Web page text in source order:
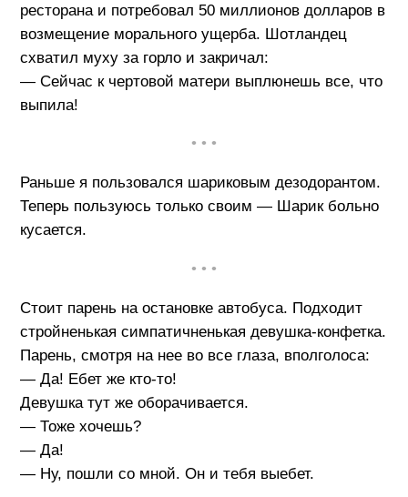
ресторана и потребовал 50 миллионов долларов в
возмещение морального ущерба. Шотландец
схватил муху за горло и закричал:
— Сейчас к чертовой матери выплюнешь все, что
выпила!
• • •
Раньше я пользовался шариковым дезодорантом.
Теперь пользуюсь только своим — Шарик больно
кусается.
• • •
Стоит парень на остановке автобуса. Подходит
стройненькая симпатичненькая девушка-конфетка.
Парень, смотря на нее во все глаза, вполголоса:
— Да! Ебет же кто-то!
Девушка тут же оборачивается.
— Тоже хочешь?
— Да!
— Ну, пошли со мной. Он и тебя выебет.